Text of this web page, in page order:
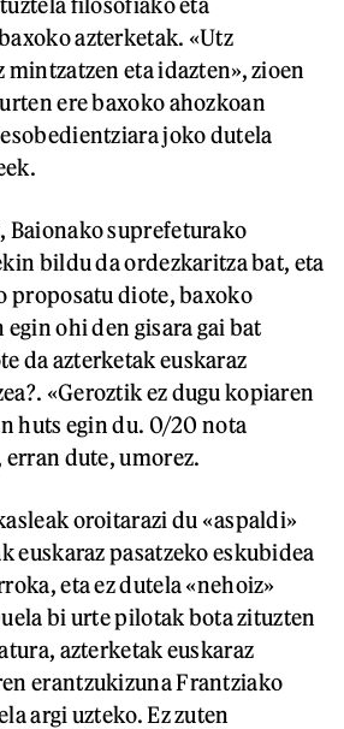
azterketak. «Utz
mintzatzen eta idazten», zioen
ere baxoko ahozkoan
joko dutela
Baionako suprefeturako
bildu da ordezkaritza bat, eta
proposatu diote, baxoko
ohi den gisara gai bat
da azterketak euskaraz
«Geroztik ez dugu kopiaren
huts egin du. 0/20 nota
dute, umorez.
oroitarazi du «aspaldi»
euskaraz pasatzeko eskubidea
eta ez dutela «nehoiz»
bi urte pilotak bota zituzten
azterketak euskaraz
erantzukizuna Frantziako
argi uzteko. Ez zuten